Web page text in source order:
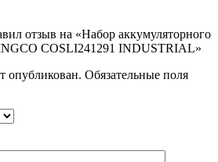
отзыв на «Набор аккумуляторного
COSLI241291 INDUSTRIAL»
опубликован. Обязательные поля